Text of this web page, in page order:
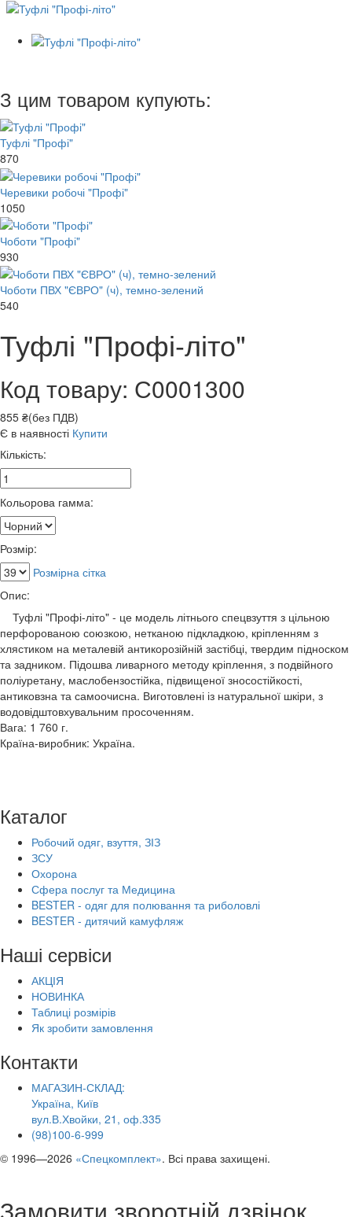
З цим товаром купують:
Туфлі "Профі"
870
Черевики робочі "Профі"
1050
Чоботи "Профі"
930
Чоботи ПВХ "ЄВРО" (ч), темно-зелений
540
Туфлі "Профі-літо"
Код товару: С0001300
855 ₴(без ПДВ)
Є в наявності Купити
Кількість:
Кольорова гамма:
Розмір:
Розмірна сітка
Опис:
Туфлі "Профі-літо" - це модель літнього спецвзуття з цільною
перфорованою союзкою, нетканою підкладкою, кріпленням з
хлястиком на металевій антикорозійній застібці, твердим підноском
та задником. Підошва ливарного методу кріплення, з подвійного
поліуретану, маслобензостійка, підвищеної зносостійкості,
антиковзна та самоочисна. Виготовлені із натуральної шкіри, з
водовідштовхувальним просоченням.
Вага: 1 760 г.
Країна-виробник: Україна.
Каталог
Робочий одяг, взуття, ЗІЗ
ЗСУ
Охорона
Сфера послуг та Медицина
BESTER - одяг для полювання та риболовлі
BESTER - дитячий камуфляж
Наші сервіси
АКЦІЯ
НОВИНКА
Таблиці розмірів
Як зробити замовлення
Контакти
МАГАЗИН-СКЛАД:
Україна, Київ
вул.В.Хвойки, 21, оф.335
(98)100-6-999
© 1996—2026 «Спецкомплект». Всі права захищені.